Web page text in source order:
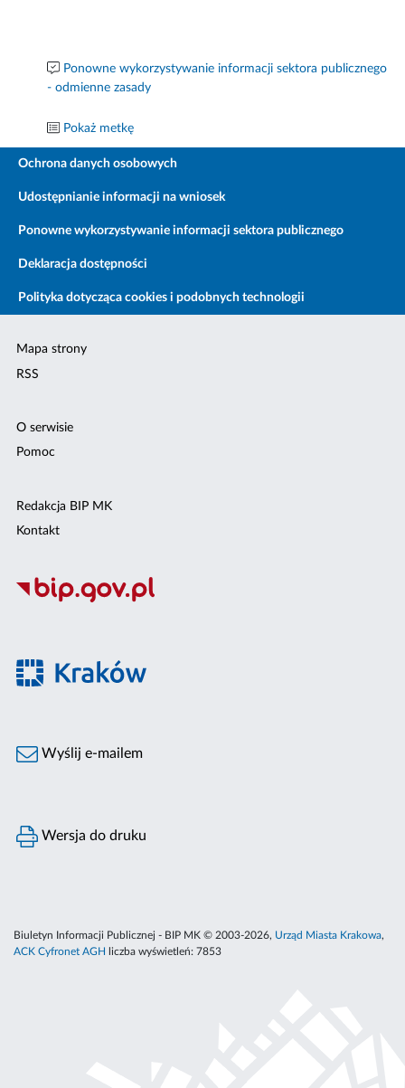
Ponowne wykorzystywanie informacji sektora publicznego
- odmienne zasady
Pokaż metkę
Ochrona danych osobowych
Udostępnianie informacji na wniosek
Ponowne wykorzystywanie informacji sektora publicznego
Deklaracja dostępności
Polityka dotycząca cookies i podobnych technologii
Mapa strony
RSS
O serwisie
Pomoc
Redakcja BIP MK
Kontakt
Wyślij e-mailem
Wersja do druku
Biuletyn Informacji Publicznej - BIP MK © 2003-2026, Urząd Miasta Krakowa,
ACK Cyfronet AGH
liczba wyświetleń: 7853